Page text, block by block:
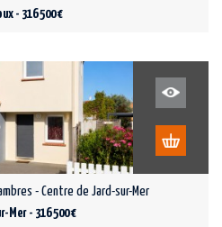
- 316 500 €
- Centre de Jard-sur-Mer
Mer - 316 500 €